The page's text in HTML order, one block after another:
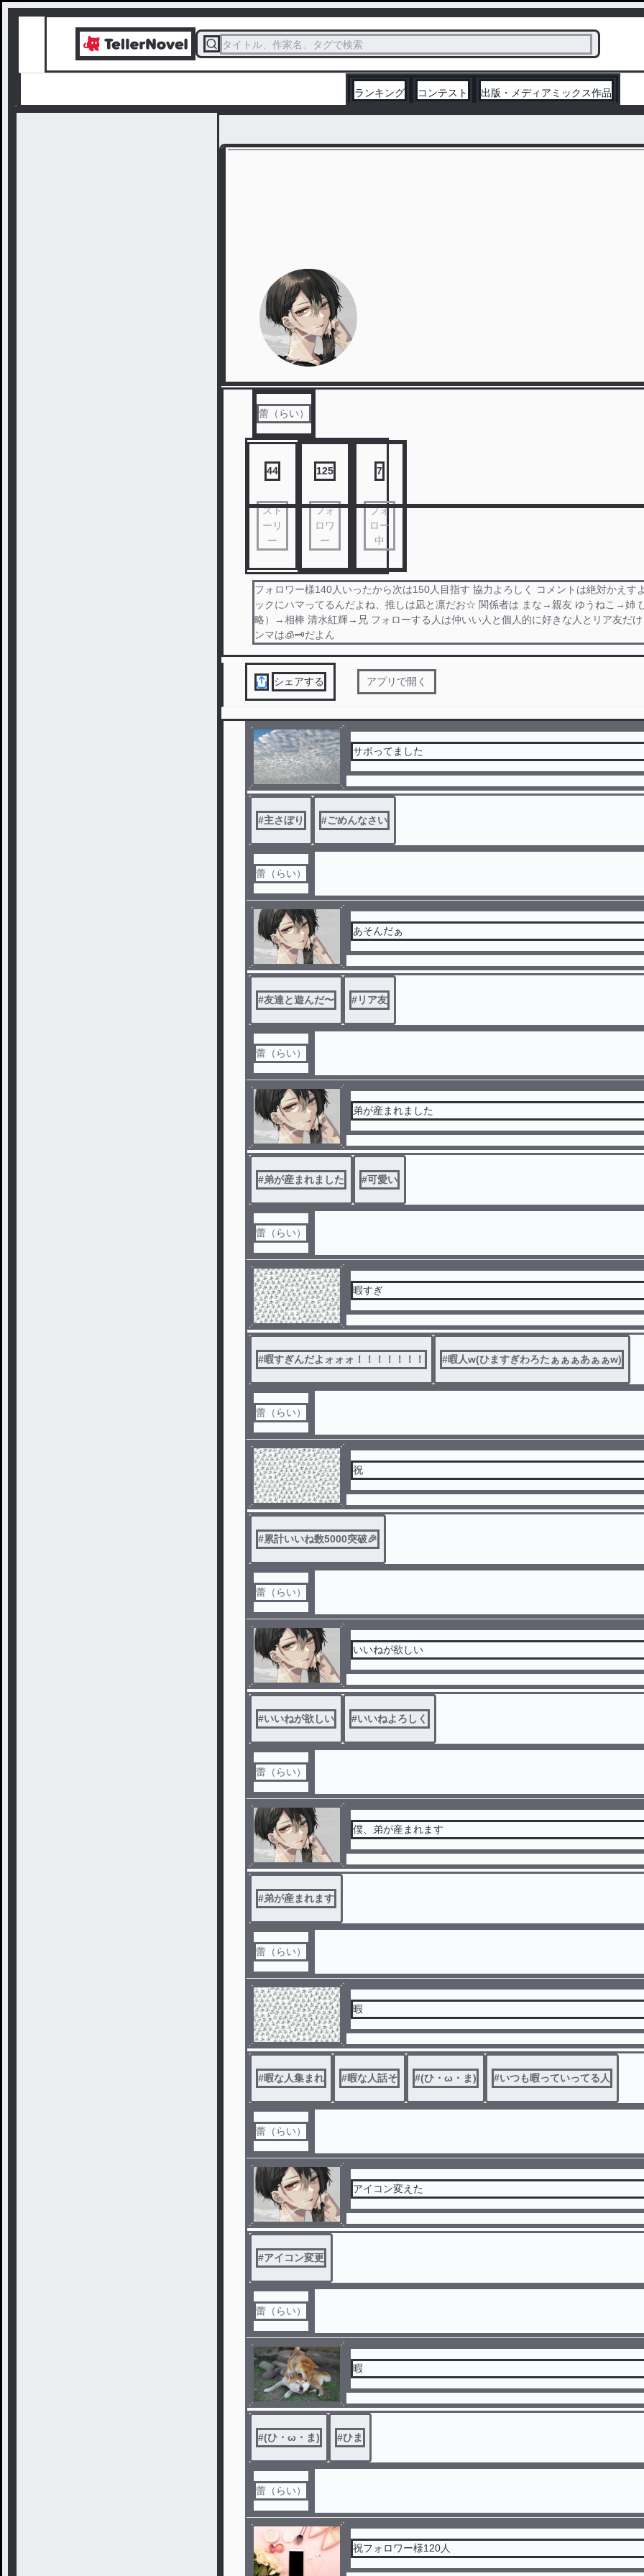
タイトル、作家名、タグで検索
ランキング コンテスト 出版・メディアミックス作品
蕾（らい）
44
スト
ーリ
ー
125
フォ
ロワ
ー
7
フォ
ロー
中
フォロワー様140人いったから次は150人目指す 協力よろしく コメントは絶対かえす
ックにハマってるんだよね、推しは凪と凛だお☆ 関係者は まな→親友 ゆうねこ→姉
略）→相棒 清水紅輝→兄 フォローする人は仲いい人と個人的に好きな人とリア友だ
ンマは🧊🗝️だよん
シェアする アプリで開く
サボってました
#主さぼり #ごめんなさい
蕾（らい）
あそんだぁ
#友達と遊んだ〜 #リア友
蕾（らい）
弟が産まれました
#弟が産まれました #可愛い
蕾（らい）
暇すぎ
#暇すぎんだよォォォ！！！！！！！ #暇人w(ひますぎわろたぁぁぁあぁぁw)
蕾（らい）
祝
#累計いいね数5000突破🎉
蕾（らい）
いいねが欲しい
#いいねが欲しい #いいねよろしく
蕾（らい）
僕、弟が産まれます
#弟が産まれます
蕾（らい）
暇
#暇な人集まれ #暇な人話そ #(ひ・ω・ま) #いつも暇っていってる人
蕾（らい）
アイコン変えた
#アイコン変更
蕾（らい）
暇
#(ひ・ω・ま) #ひま
蕾（らい）
祝フォロワー様120人